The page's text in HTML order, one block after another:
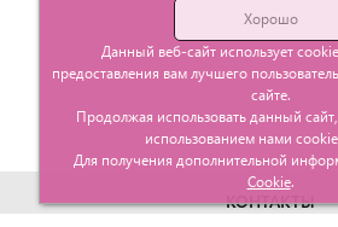
КОНТАКТЫ
Хорошо
Данный веб-сайт использует
предоставления вам лучшего
сайте.
Продолжая использовать данный
использованием нами
Для получения дополнительной
Cookie.